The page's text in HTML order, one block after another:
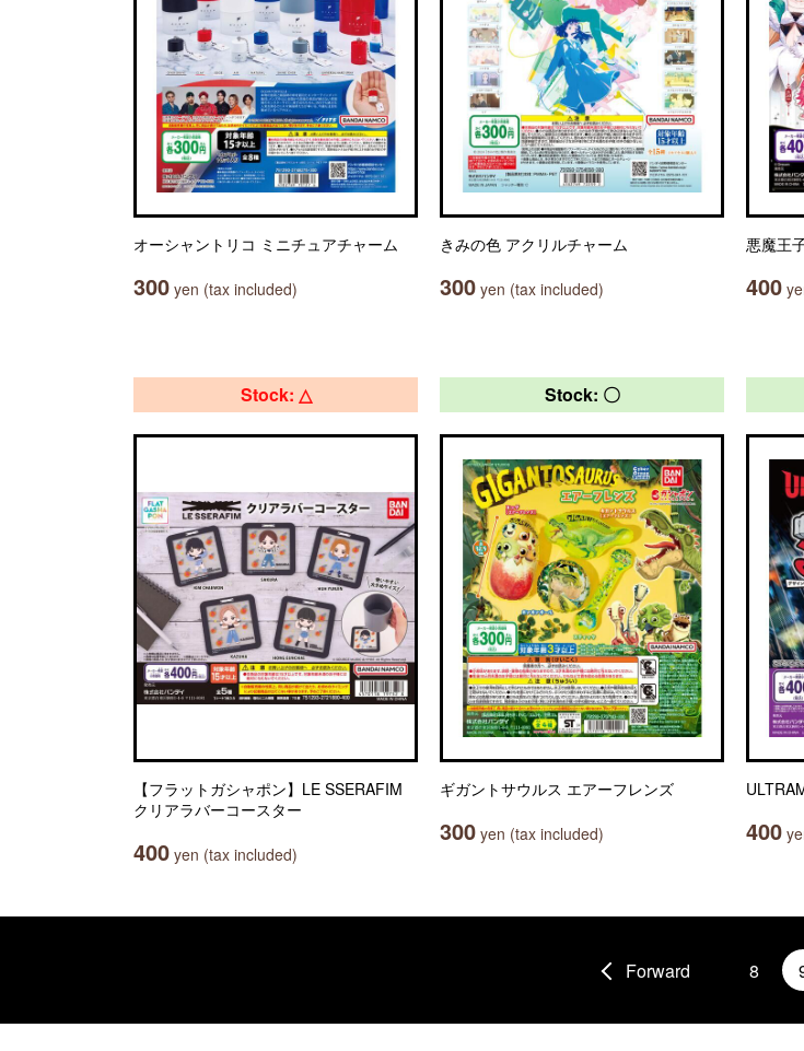
オーシャントリコ ミニチュアチャーム
300 yen (tax included)
きみの色 アクリルチャーム
300 yen (tax included)
悪魔王
400
Stock: △
【フラットガシャポン】LE SSERAFIM
クリアラバーコースター
400 yen (tax included)
Stock: 〇
ギガントサウルス エアーフレンズ
300 yen (tax included) 400
Forward 8